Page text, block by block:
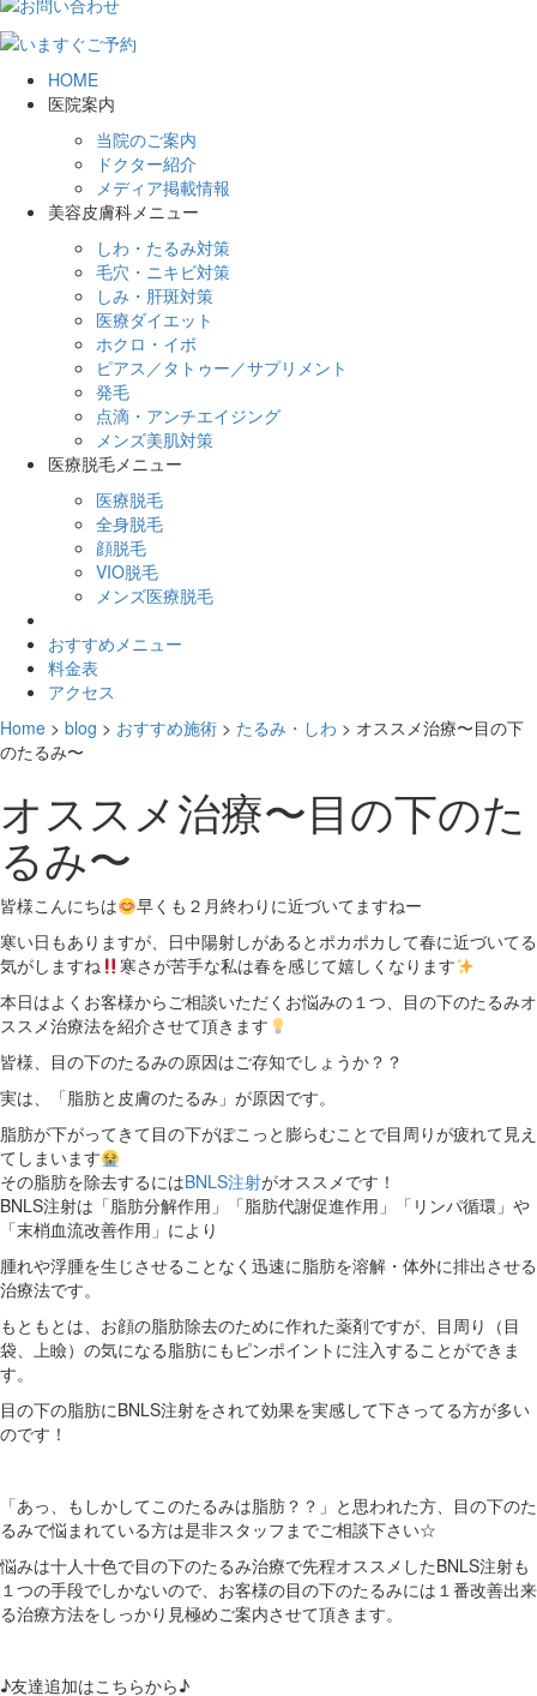
HOME
医院案内
当院のご案内
ドクター紹介
メディア掲載情報
美容皮膚科メニュー
しわ・たるみ対策
毛穴・ニキビ対策
しみ・肝斑対策
医療ダイエット
ホクロ・イボ
ピアス／タトゥー／サプリメント
発毛
点滴・アンチエイジング
メンズ美肌対策
医療脱毛メニュー
医療脱毛
全身脱毛
顔脱毛
VIO脱毛
メンズ医療脱毛
おすすめメニュー
料金表
アクセス
Home > blog > おすすめ施術 > たるみ・しわ > オススメ治療〜目の下
のたるみ〜
オススメ治療〜目の下のた
るみ〜
皆様こんにちは
早くも２月終わりに近づいてますねー
寒い日もありますが、日中陽射しがあるとポカポカして春に近づいてる
気がしますね
寒さが苦手な私は春を感じて嬉しくなります
本日はよくお客様からご相談いただくお悩みの１つ、目の下のたるみオ
ススメ治療法を紹介させて頂きます
皆様、目の下のたるみの原因はご存知でしょうか？？
実は、「脂肪と皮膚のたるみ」が原因です。
脂肪が下がってきて目の下がぽこっと膨らむことで目周りが疲れて見え
てしまいます
その脂肪を除去するにはBNLS注射がオススメです！
BNLS注射は「脂肪分解作用」「脂肪代謝促進作用」「リンパ循環」や
「末梢血流改善作用」により
腫れや浮腫を生じさせることなく迅速に脂肪を溶解・体外に排出させる
治療法です。
もともとは、お顔の脂肪除去のために作れた薬剤ですが、目周り（目
袋、上瞼）の気になる脂肪にもピンポイントに注入することができま
す。
目の下の脂肪にBNLS注射をされて効果を実感して下さってる方が多い
のです！
「あっ、もしかしてこのたるみは脂肪？？」と思われた方、目の下のた
るみで悩まれている方は是非スタッフまでご相談下さい☆
悩みは十人十色で目の下のたるみ治療で先程オススメしたBNLS注射も
１つの手段でしかないので、お客様の目の下のたるみには１番改善出来
る治療方法をしっかり見極めご案内させて頂きます。
♪友達追加はこちらから♪